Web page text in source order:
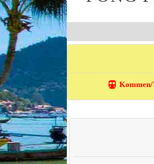
directions_transit Kommen/